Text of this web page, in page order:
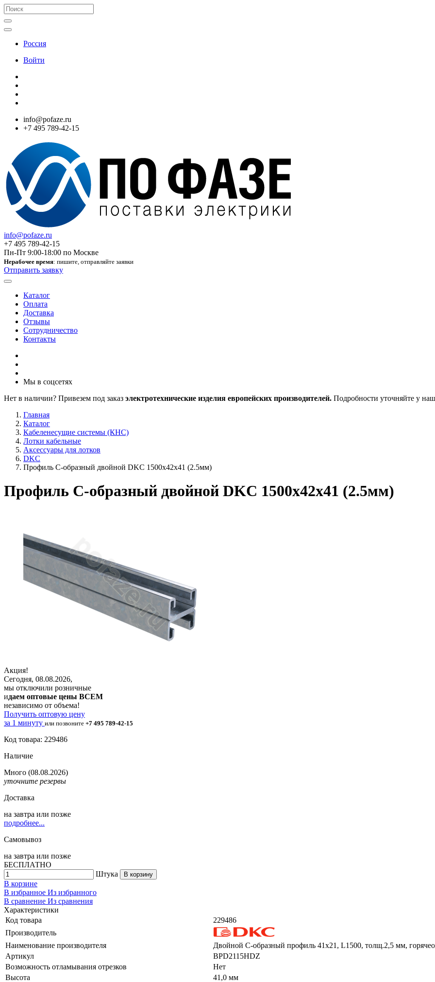
Россия
Войти
info@pofaze.ru
+7 495 789-42-15
info@pofaze.ru
+7 495 789-42-15
Пн-Пт 9:00-18:00 по Москве
Нерабочее время: пишите, отправляйте заявки
Отправить заявку
Каталог
Оплата
Доставка
Отзывы
Сотрудничество
Контакты
Мы в соцсетях
Нет в наличии? Привезем под заказ электротехнические изделия европейских производителей. Подробности уточняйте у
Главная
Каталог
Кабеленесущие системы (КНС)
Лотки кабельные
Аксессуары для лотков
DKC
Профиль С-образный двойной DKC 1500х42х41 (2.5мм)
Профиль С-образный двойной DKC 1500х42х41 (2.5мм)
Акция!
Сегодня, 08.08.2026,
мы отключили розничные
идаем оптовые цены ВСЕМ
независимо от объема!
Получить оптовую цену
за 1 минуту или позвоните +7 495 789-42-15
Код товара: 229486
Наличие
Много (08.08.2026)
уточните резервы
Доставка
на завтра или позже
подробнее...
Самовывоз
на завтра или позже
БЕСПЛАТНО
Штука
В корзину
В корзине
В избранное Из избранного
В сравнение Из сравнения
Характеристики
Код товара
229486
Производитель
Наименование производителя
Двойной С-образный профиль 41х21, L1500, толщ.2,5 мм,
Артикул
BPD2115HDZ
Возможность отламывания отрезков
Нет
Высота
41,0 мм